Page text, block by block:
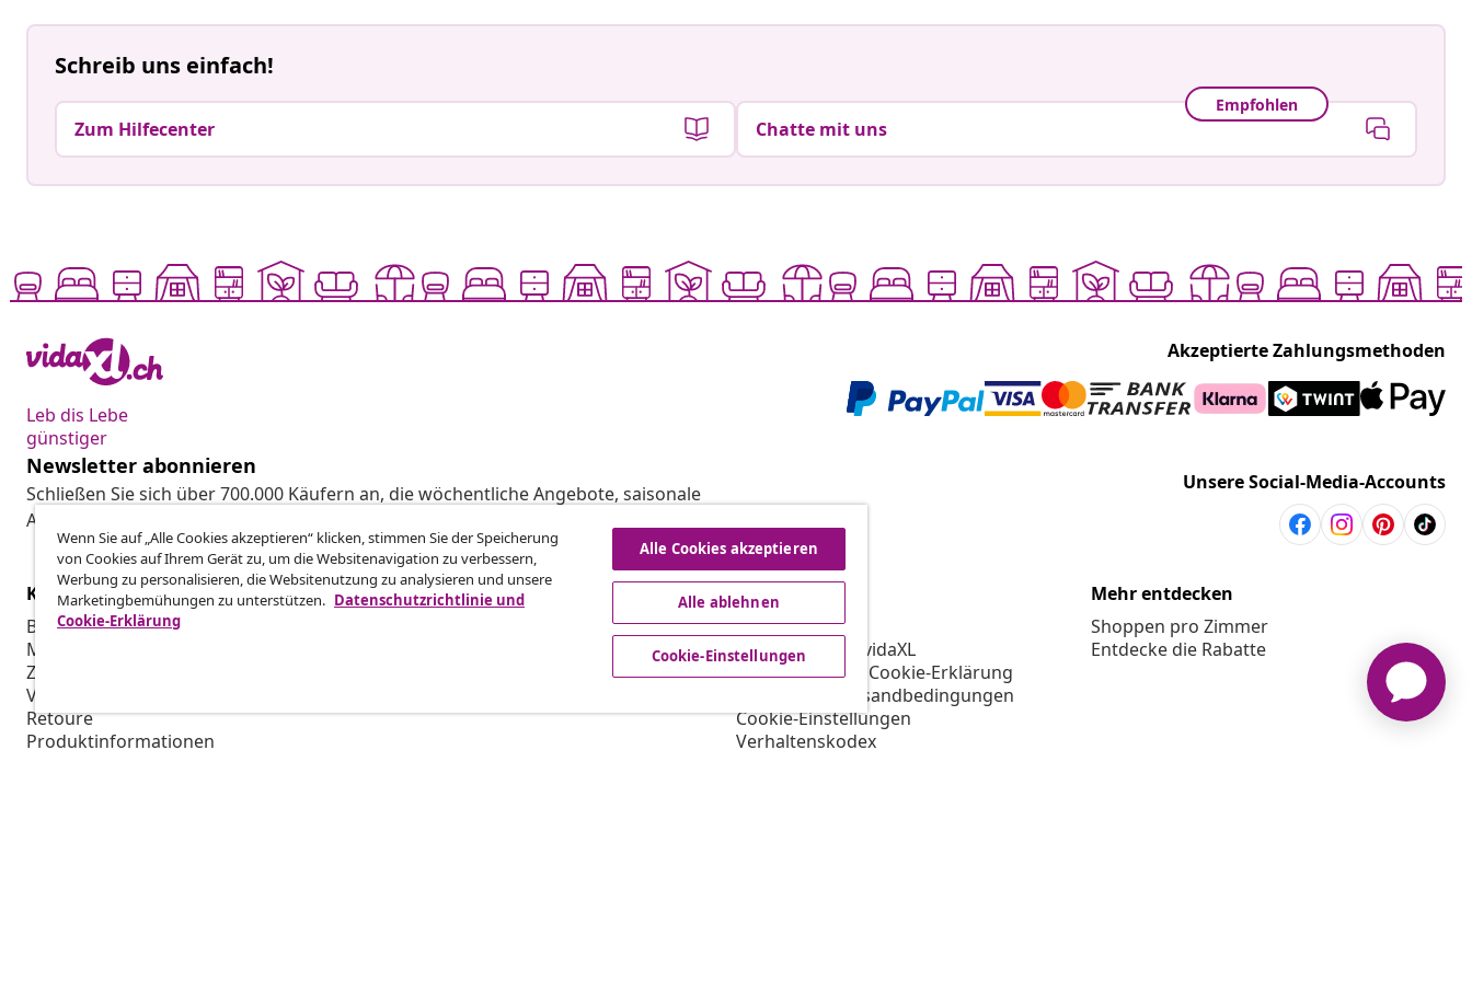
Schreib uns einfach!
Zum Hilfecenter
Empfohlen
Chatte mit uns
Leb dis Lebe
günstiger
Akzeptierte Zahlungsmethoden
Newsletter abonnieren
Schließen Sie sich über 700.000 Käufern an, die wöchentliche Angebote, saisonale
Aktionen und Neuheiten von vidaXL erhalten.
Unsere Social-Media-Accounts
Kundenservice
Bestellung verfolgen
Mein Konto
Zahlung
Versand & Lieferung
Retoure
Produktinformationen
Business
vidaXL
Über vidaXL
AGB Verkäufer vidaXL
Datenschutz- & Cookie-Erklärung
Priorisierte Versandbedingungen
Cookie-Einstellungen
Verhaltenskodex
Mehr entdecken
Shoppen pro Zimmer
Entdecke die Rabatte
Wenn Sie auf „Alle Cookies akzeptieren“ klicken, stimmen Sie der Speicherung
von Cookies auf Ihrem Gerät zu, um die Websitenavigation zu verbessern,
Werbung zu personalisieren, die Websitenutzung zu analysieren und unsere
Marketingbemühungen zu unterstützen. Datenschutzrichtlinie und
Cookie-Erklärung
Alle Cookies akzeptieren
Alle ablehnen
Cookie-Einstellungen